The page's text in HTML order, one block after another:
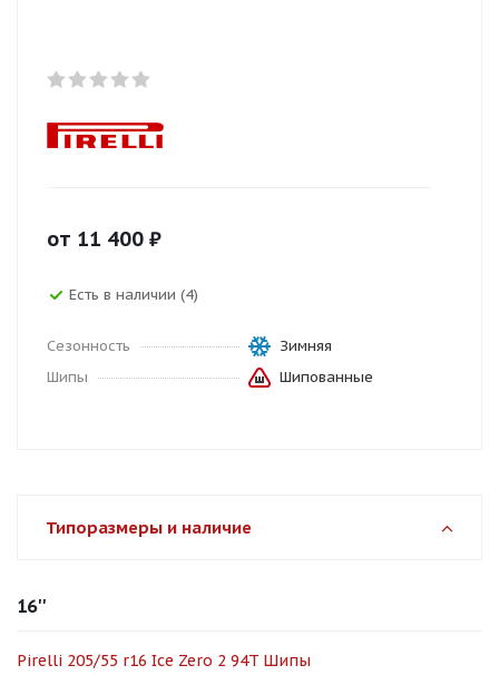
от 11 400 ₽
Есть в наличии (4)
Сезонность
Зимняя
Шипы
Шипованные
Типоразмеры и наличие
16''
Pirelli 205/55 r16 Ice Zero 2 94T Шипы